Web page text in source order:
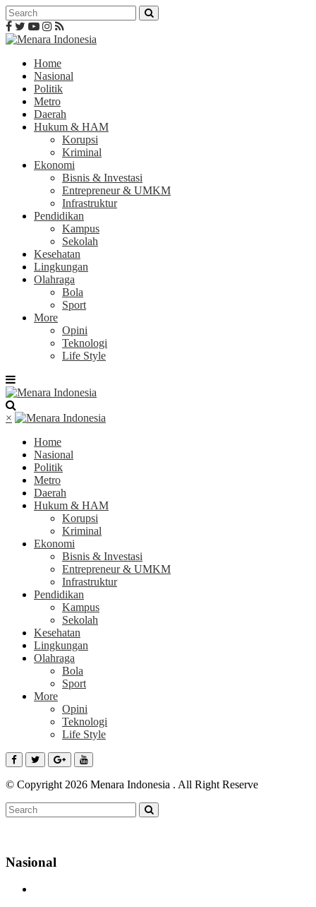
Home
Nasional
Politik
Metro
Daerah
Hukum & HAM
Korupsi
Kriminal
Ekonomi
Bisnis & Investasi
Entrepreneur & UMKM
Infrastruktur
Pendidikan
Kampus
Sekolah
Kesehatan
Lingkungan
Olahraga
Bola
Sport
More
Opini
Teknologi
Life Style
×
Home
Nasional
Politik
Metro
Daerah
Hukum & HAM
Korupsi
Kriminal
Ekonomi
Bisnis & Investasi
Entrepreneur & UMKM
Infrastruktur
Pendidikan
Kampus
Sekolah
Kesehatan
Lingkungan
Olahraga
Bola
Sport
More
Opini
Teknologi
Life Style
© Copyright 2026 Menara Indonesia . All Right Reserve
Nasional